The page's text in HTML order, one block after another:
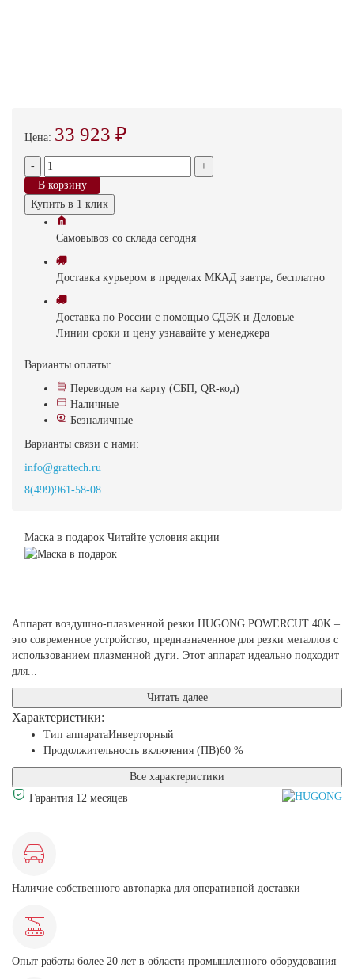
Цена: 33 923 ₽
-
+
В корзину
Купить в 1 клик
Самовывоз со склада cегодня
Доставка курьером в пределах МКАД завтра, бесплатно
Доставка по России с помощью СДЭК и Деловые
Линии сроки и цену узнавайте у менеджера
Варианты оплаты:
Переводом на карту (СБП, QR-код)
Наличные
Безналичные
Варианты связи с нами:
info@grattech.ru
8(499)961-58-08
Маска в подарок Читайте условия акции
Аппарат воздушно-плазменной резки HUGONG POWERCUT 40K –
это современное устройство, предназначенное для резки металлов с
использованием плазменной дуги. Этот аппарат идеально подходит
для...
Читать далее
Характеристики:
Тип аппаратаИнверторный
Продолжительность включения (ПВ)60 %
Все характеристики
Гарантия 12 месяцев
Наличие собственного автопарка для оперативной доставки
Опыт работы более 20 лет в области промышленного оборудования